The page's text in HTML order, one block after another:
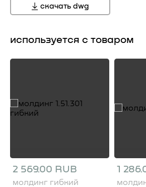
скачать dwg
используется с товаром
2 569.00 RUB
молдинг гибкий
1